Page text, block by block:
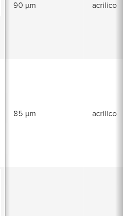
90 µm acrilico
85 µm acrilico